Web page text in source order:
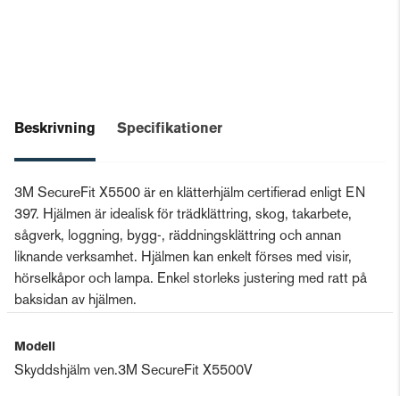
Beskrivning Specifikationer
3M SecureFit X5500 är en klätterhjälm certifierad enligt EN
397. Hjälmen är idealisk för trädklättring, skog, takarbete,
sågverk, loggning, bygg-, räddningsklättring och annan
liknande verksamhet. Hjälmen kan enkelt förses med visir,
hörselkåpor och lampa. Enkel storleks justering med ratt på
baksidan av hjälmen.
Modell
Skyddshjälm ven.3M SecureFit X5500V